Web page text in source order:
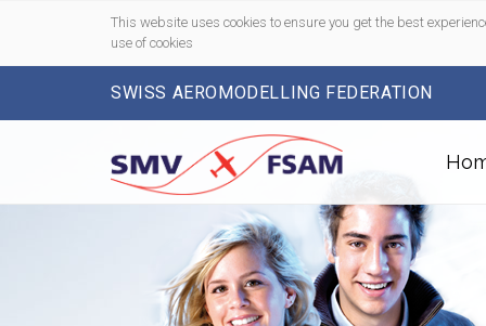
This website uses cookies to ensure you get the best
use of cookies
SWISS AEROMODELLING FEDERATION